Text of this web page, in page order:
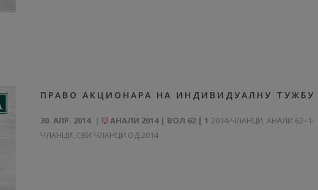
ПРАВО АКЦИОНАРА НА ИНДИВИДУАЛНУ ТУЖБУ
30. АПР. 2014. АНАЛИ 2014 | ВОЛ 62 | 1 2014-ЧЛАНЦИ, АНАЛИ 62–1-
ЧЛАНЦИ, СВИ ЧЛАНЦИ ОД 2014